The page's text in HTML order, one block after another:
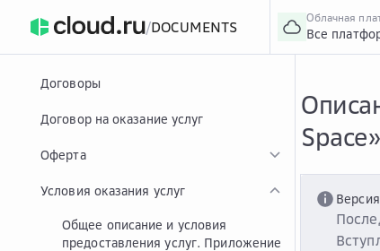
/DOCUMENTS
Облачная
Все
Договоры
Договор на оказание услуг
Оферта
Условия оказания услуг
Общее описание и условия
предоставления услуг. Приложение